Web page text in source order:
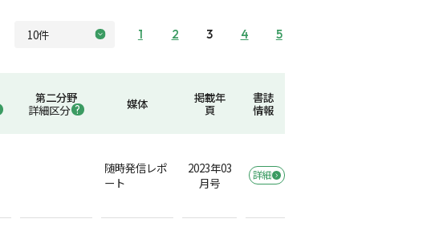
1 2 3 4 5
第二分野
詳細区分
媒体
掲載年
頁
書誌
情報
随時発信レポ
ート
2023年03
月号
詳細